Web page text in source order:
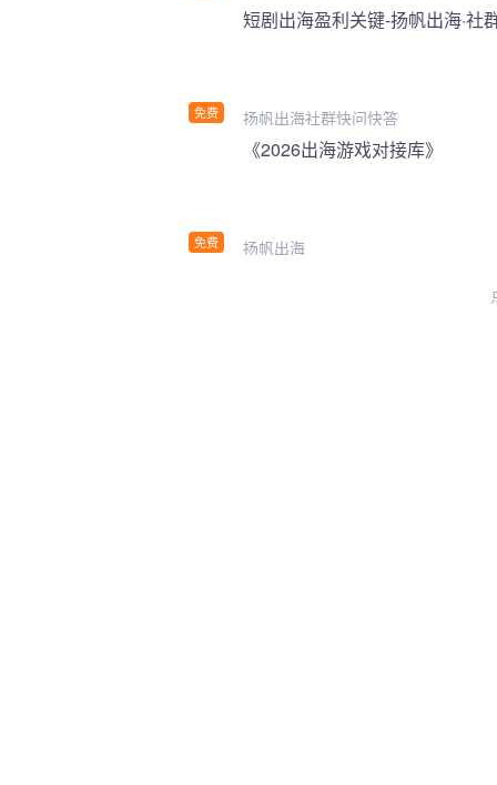
免费
短剧出海盈利关键-扬帆出海·社
扬帆出海社群快问快答
免费
《2026出海游戏对接库》
扬帆出海